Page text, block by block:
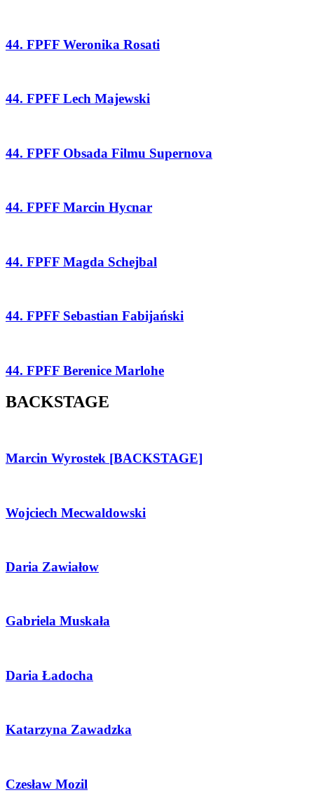
44. FPFF Weronika Rosati
44. FPFF Lech Majewski
44. FPFF Obsada Filmu Supernova
44. FPFF Marcin Hycnar
44. FPFF Magda Schejbal
44. FPFF Sebastian Fabijański
44. FPFF Berenice Marlohe
BACKSTAGE
Marcin Wyrostek [BACKSTAGE]
Wojciech Mecwaldowski
Daria Zawiałow
Gabriela Muskała
Daria Ładocha
Katarzyna Zawadzka
Czesław Mozil